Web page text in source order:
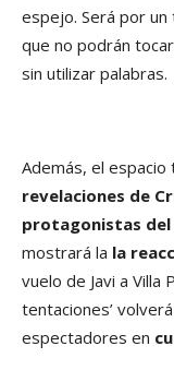
espejo. Será por
que no podrán
sin utilizar palabras.
Además, el
revelaciones de
protagonistas
mostrará la la
vuelo de Javi a Villa
tentaciones’
espectadores en